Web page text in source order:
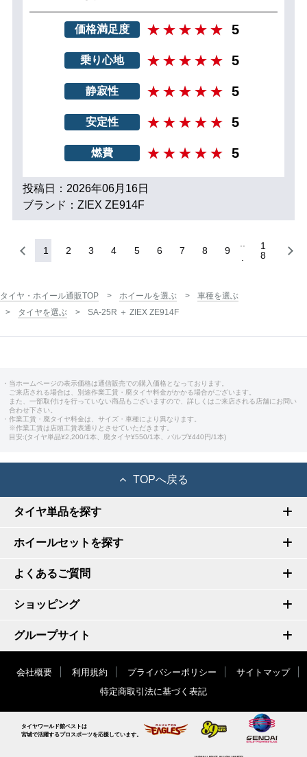
価格満足度 5
乗り心地 5
静寂性 5
安定性 5
燃費 5
投稿日：2026年06月16日
ブランド：ZIEX ZE914F
1 2 3 4 5 6 7 8 9
1
8
タイヤ・ホイール通販TOP ホイールを選ぶ
車種を選ぶ
タイヤを選ぶ
SA-25R ＋ ZIEX ZE914F
・当ホームページの表示価格は通信販売での購入価格となっております。
ご来店される場合は、別途作業工賃・廃タイヤ料金がかかる場合がございます。
また、一部取付けを行っていない商品もございますので、詳しくはご来店される店舗にお問い
合わせ下さい。
・作業工賃・廃タイヤ料金は、サイズ・車種により異なります。
※作業工賃は店頭工賃表通りとさせていただきます。
目安:(タイヤ単品¥2,200/1本、廃タイヤ¥550/1本、バルブ¥440円/1本)
TOPへ戻る
タイヤ単品を探す
ホイールセットを探す
よくあるご質問
ショッピング
グループサイト
会社概要 利用規約 プライバシーポリシー
サイトマップ
特定商取引法に基づく表記
タイヤワールド館ベストは
宮城で活躍するプロスポーツを応援しています。